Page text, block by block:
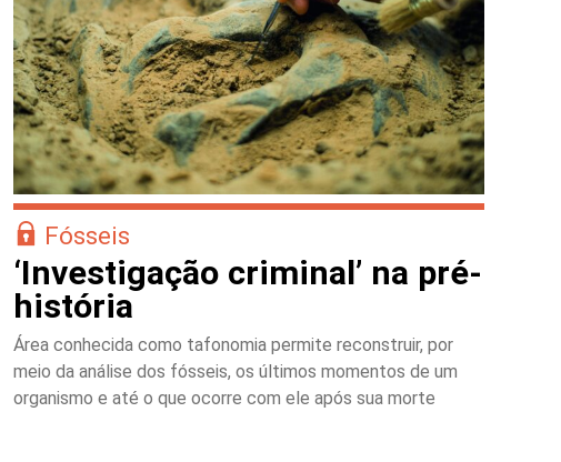
Fósseis
‘Investigação criminal’ na pré-
história
Área conhecida como tafonomia permite reconstruir, por
meio da análise dos fósseis, os últimos momentos de um
organismo e até o que ocorre com ele após sua morte